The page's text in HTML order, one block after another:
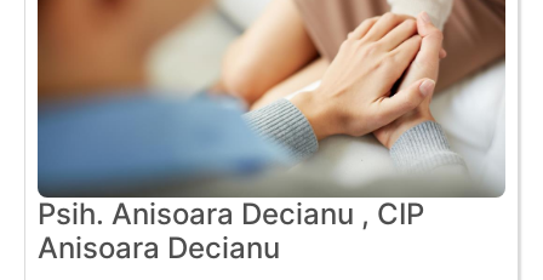
Psih. Anisoara Decianu , CIP
Anisoara Decianu